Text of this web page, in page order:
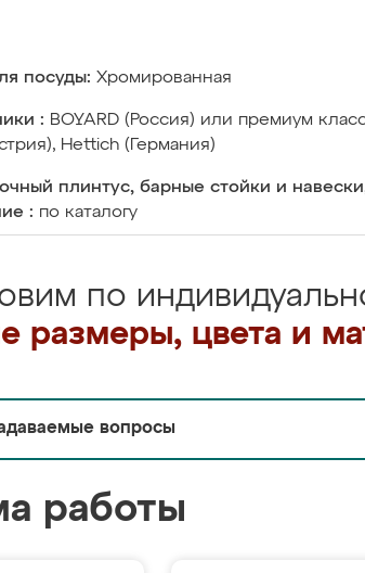
посуды: Хромированная
: BOYARD (Россия) или премиум
Hettich (Германия)
плинтус, барные стойки и
: по каталогу
по
размеры, цвета и
вопросы
работы